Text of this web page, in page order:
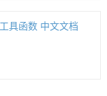
具函数 中文文档